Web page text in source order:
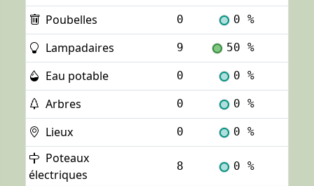
Poubelles 0 0 %
Lampadaires 9 50 %
Eau potable 0 0 %
Arbres 0 0 %
Lieux 0 0 %
Poteaux
électriques
8 0 %